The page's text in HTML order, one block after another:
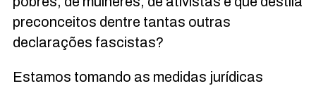
preconceitos dentre tantas outras
declarações fascistas?
Estamos tomando as medidas jurídicas